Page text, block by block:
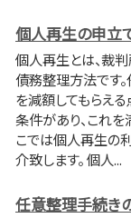
個人再生の申立
個人再生とは、裁
債務整理方法です
を減額してもらえ
条件があり、これ
こでは個人再生の
介致します。 個人...
任意整理手続き